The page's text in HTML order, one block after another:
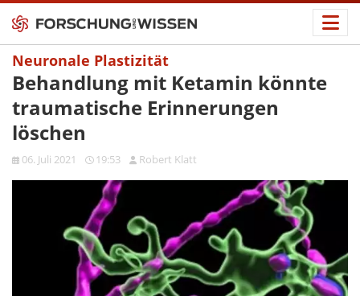
Neuronale Plastizität
Behandlung mit Ketamin könnte
traumatische Erinnerungen
löschen
06. Juli 2021 19:53 Robert Klatt